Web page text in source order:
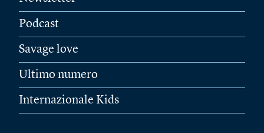
Podcast
Savage love
Ultimo numero
Internazionale Kids